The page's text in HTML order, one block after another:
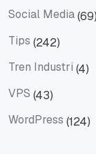
Social Media(69)
Tips (242)
Tren Industri (4)
VPS (43)
WordPress (124)